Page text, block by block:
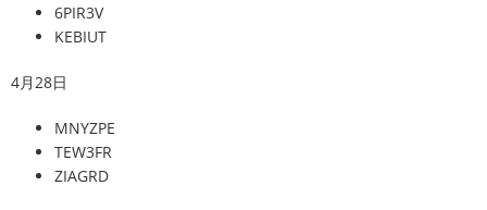
6PIR3V
KEBIUT
4月28日
MNYZPE
TEW3FR
ZIAGRD